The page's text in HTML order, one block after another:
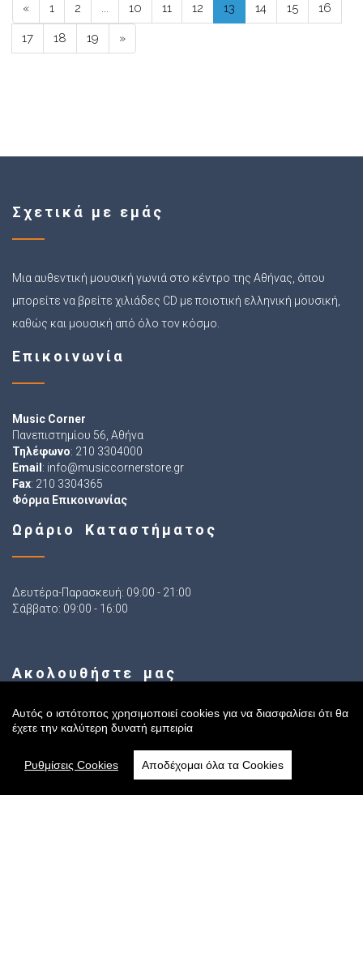
« 1 2 ... 10 11 12 13 14 15 16
17 18 19 »
Σχετικά με εμάς
Μια αυθεντική μουσική γωνιά στο κέντρο της Αθήνας, όπου
μπορείτε να βρείτε χιλιάδες CD με ποιοτική ελληνική μουσική,
καθώς και μουσική από όλο τον κόσμο.
Επικοινωνία
Music Corner
Πανεπιστημίου 56, Αθήνα
Τηλέφωνο: 210 3304000
Email : info@musiccornerstore.gr
Fax: 210 3304365
Φόρμα Επικοινωνίας
Ωράριο Καταστήματος
Δευτέρα-Παρασκευή: 09:00 - 21:00
Σάββατο: 09:00 - 16:00
Ακολουθήστε μας
Sitemap
Αυτός ο ιστότοπος χρησιμοποιεί cookies για να διασφαλίσει ότι θα
έχετε την καλύτερη δυνατή εμπειρία
Ρυθμίσεις Cookies Αποδέχομαι όλα τα Cookies